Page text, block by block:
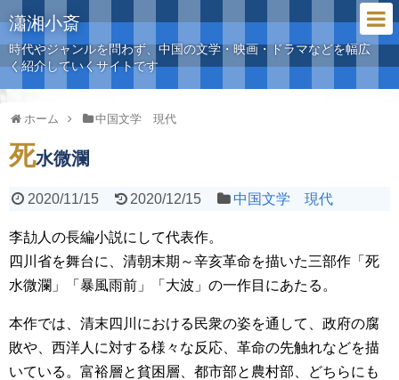
瀟湘小斎
時代やジャンルを問わず、中国の文学・映画・ドラマなどを幅広
く紹介していくサイトです
ホーム 中国文学 現代
死水微瀾
2020/11/15 2020/12/15 中国文学 現代
李劼人の長編小説にして代表作。
四川省を舞台に、清朝末期～辛亥革命を描いた三部作「死
水微瀾」「暴風雨前」「大波」の一作目にあたる。
本作では、清末四川における民衆の姿を通して、政府の腐
敗や、西洋人に対する様々な反応、革命の先触れなどを描
いている。富裕層と貧困層、都市部と農村部、どちらにも